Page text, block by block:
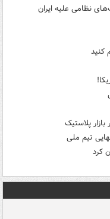
نظامی علیه ایران
کنید
پلاستیک
کرد